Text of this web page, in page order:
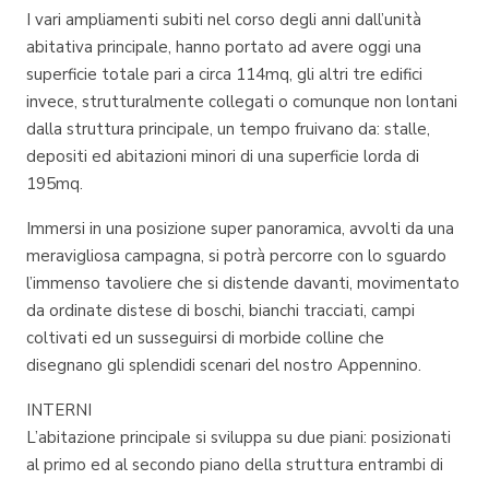
I vari ampliamenti subiti nel corso degli anni dall’unità
abitativa principale, hanno portato ad avere oggi una
superficie totale pari a circa 114mq, gli altri tre edifici
invece, strutturalmente collegati o comunque non lontani
dalla struttura principale, un tempo fruivano da: stalle,
depositi ed abitazioni minori di una superficie lorda di
195mq.
Immersi in una posizione super panoramica, avvolti da una
meravigliosa campagna, si potrà percorre con lo sguardo
l’immenso tavoliere che si distende davanti, movimentato
da ordinate distese di boschi, bianchi tracciati, campi
coltivati ed un susseguirsi di morbide colline che
disegnano gli splendidi scenari del nostro Appennino.
INTERNI
L’abitazione principale si sviluppa su due piani: posizionati
al primo ed al secondo piano della struttura entrambi di